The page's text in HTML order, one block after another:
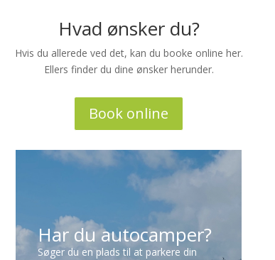
Hvad ønsker du?
Hvis du allerede ved det, kan du booke online her.
Ellers finder du dine ønsker herunder.
Book online
Har du autocamper?
Søger du en plads til at parkere din